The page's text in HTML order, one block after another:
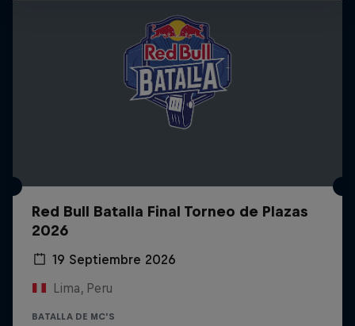
Red Bull Batalla Final Torneo de Plazas
2026
19 Septiembre 2026
Lima, Peru
BATALLA DE MC'S